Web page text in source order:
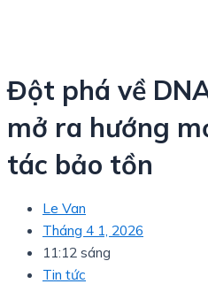
Đột phá về
mở ra hướng
tác bảo tồn
Le Van
Tháng 4 1, 2026
11:12 sáng
Tin tức